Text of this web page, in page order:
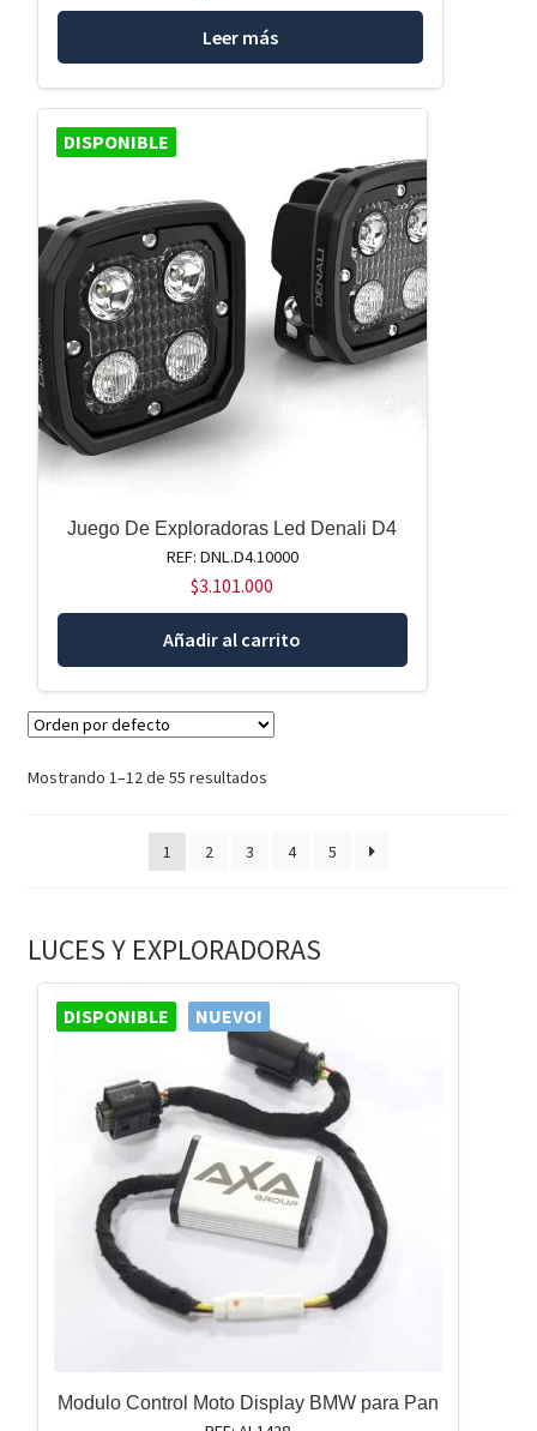
Leer más
DISPONIBLE
Juego De Exploradoras Led Denali D4
REF: DNL.D4.10000
$3.101.000
Añadir al carrito
Mostrando 1–12 de 55 resultados
1 2 3 4 5
LUCES Y EXPLORADORAS
DISPONIBLE NUEVO!
Modulo Control Moto Display BMW para Pan